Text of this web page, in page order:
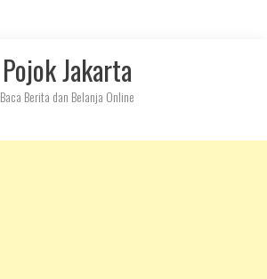
Pojok Jakarta
Baca Berita dan Belanja Online